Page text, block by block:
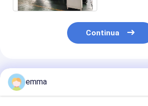
Continua
Prodotti Raccomandati
emma